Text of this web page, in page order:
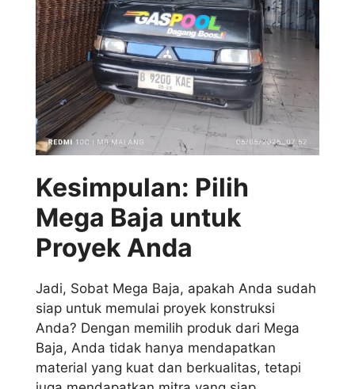
Kesimpulan: Pilih
Mega Baja untuk
Proyek Anda
Jadi, Sobat Mega Baja, apakah Anda sudah
siap untuk memulai proyek konstruksi
Anda? Dengan memilih produk dari Mega
Baja, Anda tidak hanya mendapatkan
material yang kuat dan berkualitas, tetapi